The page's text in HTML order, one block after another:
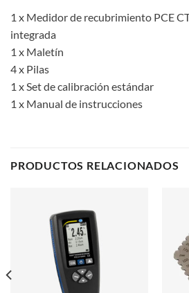
1 x Medidor de recubrimiento PCE
integrada
1 x Maletín
4 x Pilas
1 x Set de calibración estándar
1 x Manual de instrucciones
PRODUCTOS RELACIONADOS